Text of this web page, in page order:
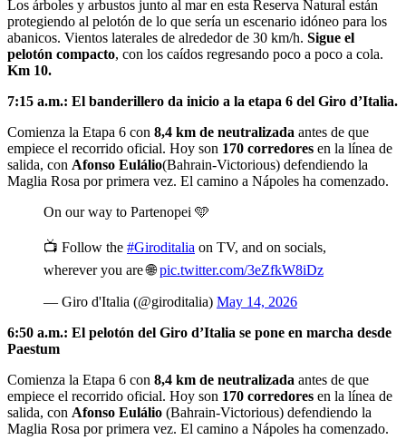
Los árboles y arbustos junto al mar en esta Reserva Natural están
protegiendo al pelotón de lo que sería un escenario idóneo para los
abanicos. Vientos laterales de alrededor de 30 km/h. Sigue el
pelotón compacto, con los caídos regresando poco a poco a cola.
Km 10.
7:15 a.m.: El banderillero da inicio a la etapa 6 del Giro d’Italia.
Comienza la Etapa 6 con 8,4 km de neutralizada antes de que
empiece el recorrido oficial. Hoy son 170 corredores en la línea de
salida, con Afonso Eulálio(Bahrain-Victorious) defendiendo la
Maglia Rosa por primera vez. El camino a Nápoles ha comenzado.
On our way to Partenopei 🩵
📺 Follow the #Giroditalia on TV, and on socials,
wherever you are 🌐pic.twitter.com/3eZfkW8iDz
— Giro d'Italia (@giroditalia) May 14, 2026
6:50 a.m.: El pelotón del Giro d’Italia se pone en marcha desde
Paestum
Comienza la Etapa 6 con 8,4 km de neutralizada antes de que
empiece el recorrido oficial. Hoy son 170 corredores en la línea de
salida, con Afonso Eulálio (Bahrain-Victorious) defendiendo la
Maglia Rosa por primera vez. El camino a Nápoles ha comenzado.